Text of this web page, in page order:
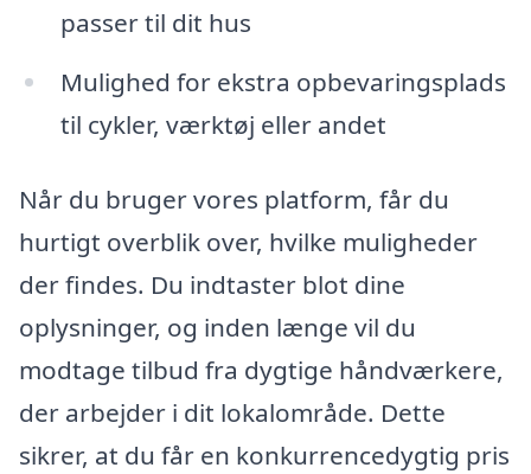
passer til dit hus
Mulighed for ekstra opbevaringsplads
til cykler, værktøj eller andet
Når du bruger vores platform, får du
hurtigt overblik over, hvilke muligheder
der findes. Du indtaster blot dine
oplysninger, og inden længe vil du
modtage tilbud fra dygtige håndværkere,
der arbejder i dit lokalområde. Dette
sikrer, at du får en konkurrencedygtig pris